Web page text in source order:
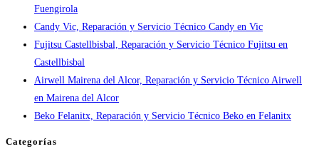
España
Fuengirola
Candy Vic, Reparación y Servicio Técnico Candy en Vic
Fujitsu Castellbisbal, Reparación y Servicio Técnico Fujitsu en
Castellbisbal
Airwell Mairena del Alcor, Reparación y Servicio Técnico Airwell
en Mairena del Alcor
Beko Felanitx, Reparación y Servicio Técnico Beko en Felanitx
Categorías